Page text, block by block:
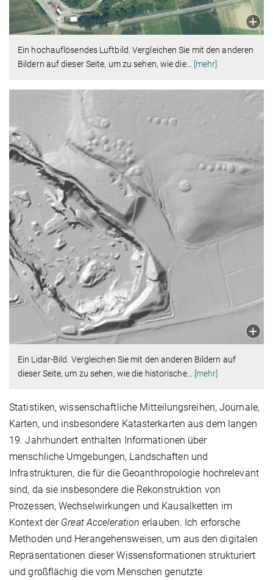
Ein hochauflösendes Luftbild. Vergleichen Sie mit den anderen
Bildern auf dieser Seite, um zu sehen, wie die… [mehr]
Ein Lidar-Bild. Vergleichen Sie mit den anderen Bildern auf
dieser Seite, um zu sehen, wie die historische… [mehr]
Statistiken, wissenschaftliche Mitteilungsreihen, Journale,
Karten, und insbesondere Katasterkarten aus dem langen
19. Jahrhundert enthalten Informationen über
menschliche Umgebungen, Landschaften und
Infrastrukturen, die für die Geoanthropologie hochrelevant
sind, da sie insbesondere die Rekonstruktion von
Prozessen, Wechselwirkungen und Kausalketten im
Kontext der Great Accelerationerlauben. Ich erforsche
Methoden und Herangehensweisen, um aus den digitalen
Repräsentationen dieser Wissensformationen strukturiert
und großflächig die vom Menschen genutzte